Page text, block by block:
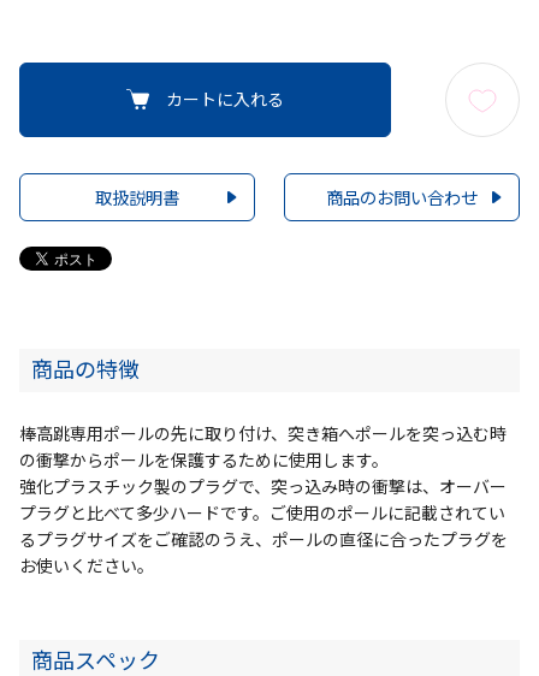
カートに入れる
取扱説明書 商品のお問い合わせ
商品の特徴
棒高跳専用ポールの先に取り付け、突き箱へポールを突っ込む時
の衝撃からポールを保護するために使用します。
強化プラスチック製のプラグで、突っ込み時の衝撃は、オーバー
プラグと比べて多少ハードです。ご使用のポールに記載されてい
るプラグサイズをご確認のうえ、ポールの直径に合ったプラグを
お使いください。
商品スペック